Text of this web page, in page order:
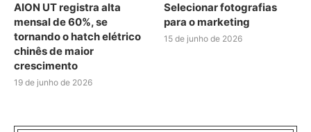
AION UT registra alta
mensal de 60%, se
tornando o hatch elétrico
chinês de maior
crescimento
19 de junho de 2026
Selecionar fotografias
para o marketing
15 de junho de 2026